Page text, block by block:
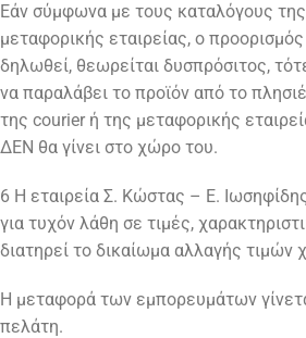
Εάν σύμφωνα με τους καταλόγους
μεταφορικής εταιρείας, ο
δηλωθεί, θεωρείται δυσπρόσιτος,
να παραλάβει το προϊόν από το
της courier ή της μεταφορικής
ΔΕΝ θα γίνει στο χώρο του.
6 H εταιρεία Σ. Κώστας – Ε.
για τυχόν λάθη σε τιμές,
διατηρεί το δικαίωμα αλλαγής τιμών
Η μεταφορά των εμπορευμάτων
πελάτη.